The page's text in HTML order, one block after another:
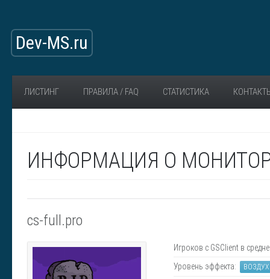
Dev-MS.ru
ЛИСТИНГ ПРАВИЛА / FAQ СТАТИСТИКА
ИНФОРМАЦИЯ О
cs-full.pro
Игроков с GSClient в
Уровень эффекта:
ВОЗДУХ